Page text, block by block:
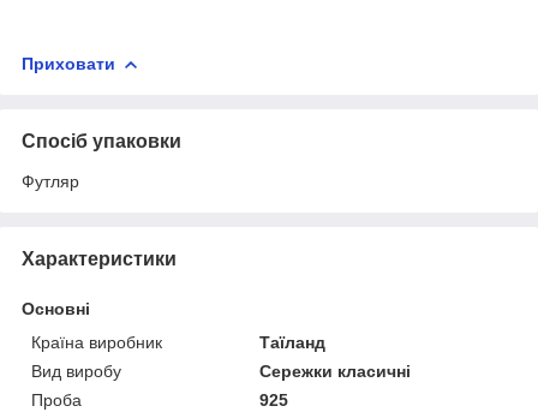
Приховати
Спосіб упаковки
Футляр
Характеристики
Основні
Країна виробник
Таїланд
Вид виробу
Сережки класичні
Проба
925